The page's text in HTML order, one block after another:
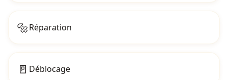
🔩Réparation
🚪 Déblocage